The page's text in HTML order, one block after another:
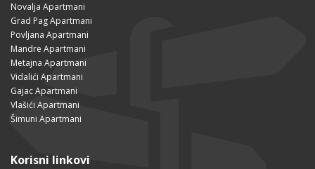
Novalja Apartmani
Grad Pag Apartmani
Povljana Apartmani
Mandre Apartmani
Metajna Apartmani
Vidalići Apartmani
Gajac Apartmani
Vlašići Apartmani
Šimuni Apartmani
Korisni linkovi